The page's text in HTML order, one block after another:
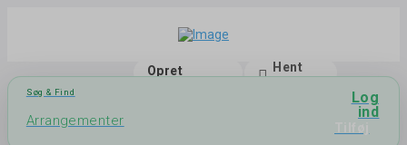
Opret
Hent
Søg & Find
Arrangementer
Log
ind